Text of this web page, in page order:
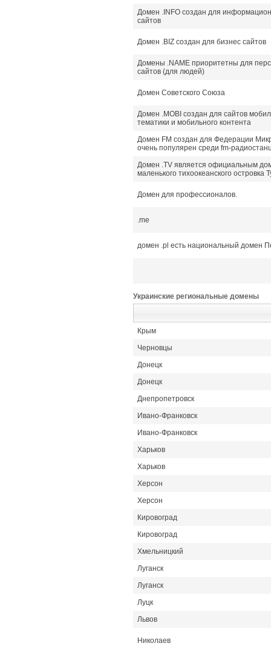
Домен .INFO создан для
сайтов
Домен .BIZ создан для бизнес сайтов
Домены .NAME приоритетны для
сайтов (для людей)
Домен Советского Союза
Домен .MOBI создан для сайтов
тематики и мобильного контента
Домен FM создан для Федерации
очень популярен среди fm-
Домен .TV является официальным
маленького тихоокеанского островка
Домен для профессионалов.
.me
домен .pl есть национальный домен
Украинские региональные домены
Крым
Черновцы
Донецк
Донецк
Днепропетровск
Ивано-Франковск
Ивано-Франковск
Харьков
Харьков
Херсон
Херсон
Кировоград
Кировоград
Хмельницкий
Луганск
Луганск
Луцк
Львов
Николаев